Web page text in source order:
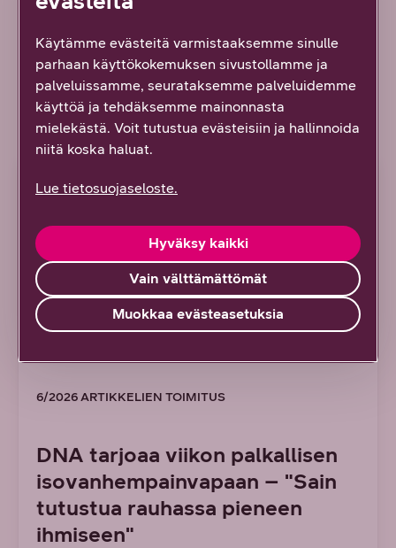
12/2025 Artikkelien toimitus
Kaikki artikkelit ja blogit
Tuoreimmat artikkelit ja blogit
6/2026 ARTIKKELIEN TOIMITUS
DNA tarjoaa viikon palkallisen
isovanhempainvapaan – "Sain
tutustua rauhassa pieneen
ihmiseen"
Käytämme evästeitä varmistaaksemme sinulle
parhaan käyttökokemuksen sivustollamme ja
palveluissamme, seurataksemme palveluidemme
käyttöä ja tehdäksemme mainonnasta
mielekästä. Voit tutustua evästeisiin ja hallinnoida
niitä koska haluat.
Lue tietosuojaseloste.
Vain välttämättömät
Hyväksy kaikki
Muokkaa evästeasetuksia